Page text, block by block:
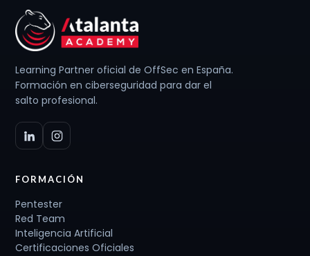
Learning Partner oficial de OffSec en España.
Formación en ciberseguridad para dar el
salto profesional.
FORMACIÓN
Pentester
Red Team
Inteligencia Artificial
Certificaciones Oficiales